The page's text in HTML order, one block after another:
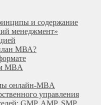
и содержание
менеджмент»
МВА?
MBA
онлайн-MBA
управления
GMP, AMP, SMP